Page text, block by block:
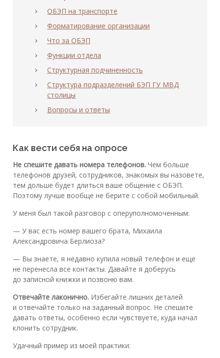
ОБЭП на транспорте
Форматирование организации
Что за ОБЭП
Функции отдела
Структурная подчиненность
Структура подразделений БЭП ГУ МВД
столицы
Вопросы и ответы
Как вести себя на опросе
Не спешите давать номера телефонов. Чем больше
телефонов друзей, сотрудников, знакомых вы назовете,
тем дольше будет длиться ваше общение с ОБЭП.
Поэтому лучше вообще не берите с собой мобильный.
У меня был такой разговор с оперуполномоченным:
— У вас есть номер вашего брата, Михаила
Александровича Берлиоза?
— Вы знаете, я недавно купила новый телефон и еще
не перенесла все контакты. Давайте я доберусь
до записной книжки и позвоню вам.
Отвечайте лаконично. Избегайте лишних деталей
и отвечайте только на заданный вопрос. Не спешите
давать ответы, особенно если чувствуете, куда начал
клонить сотрудник.
Удачный пример из моей практики: